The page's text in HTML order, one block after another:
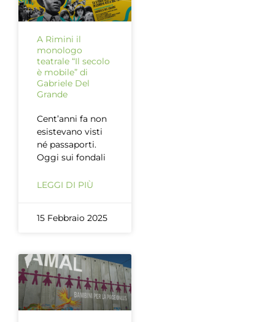
A Rimini il
monologo
teatrale “Il secolo
è mobile” di
Gabriele Del
Grande
Cent’anni fa non
esistevano visti
né passaporti.
Oggi sui fondali
LEGGI DI PIÙ
15 Febbraio 2025